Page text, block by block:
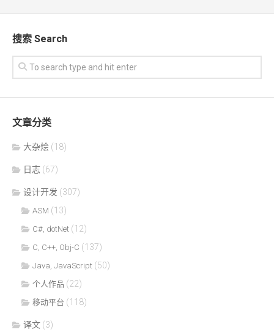
搜索 Search
文章分类
大杂烩 (18)
日志 (67)
设计开发 (307)
ASM (13)
C#, dotNet (12)
C, C++, Obj-C (137)
Java, JavaScript (50)
个人作品 (22)
移动平台 (118)
译文 (3)